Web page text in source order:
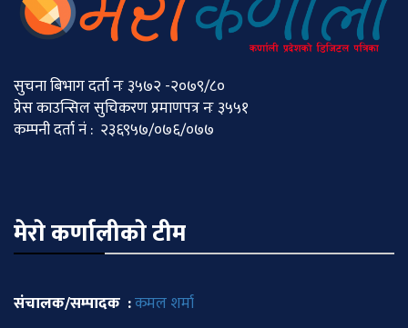
सुचना बिभाग दर्ता नः ३५७२ -२०७९/८०
प्रेस काउन्सिल सुचिकरण प्रमाणपत्र नः ३५५१
कम्पनी दर्ता नं : २३६९५७/०७६/०७७
मेराे कर्णालीकाे टीम
संचालक/सम्पादक :कमल शर्मा